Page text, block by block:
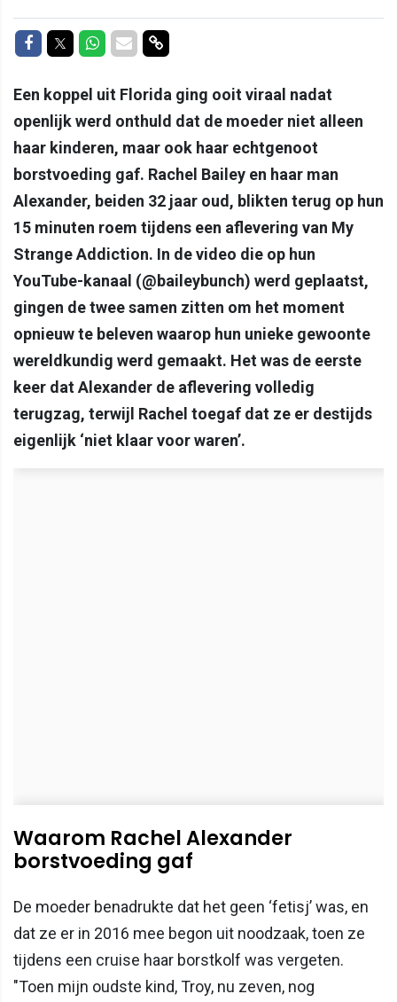
Delen op Facebook
Delen op Twitter
Delen op Whatsapp
Delen via Mail
Delen via link
Een koppel uit Florida ging ooit viraal nadat
openlijk werd onthuld dat de moeder niet alleen
haar kinderen, maar ook haar echtgenoot
borstvoeding gaf. Rachel Bailey en haar man
Alexander, beiden 32 jaar oud, blikten terug op hun
15 minuten roem tijdens een aflevering van My
Strange Addiction. In de video die op hun
YouTube-kanaal (@baileybunch) werd geplaatst,
gingen de twee samen zitten om het moment
opnieuw te beleven waarop hun unieke gewoonte
wereldkundig werd gemaakt. Het was de eerste
keer dat Alexander de aflevering volledig
terugzag, terwijl Rachel toegaf dat ze er destijds
eigenlijk ‘niet klaar voor waren’.
Waarom Rachel Alexander
borstvoeding gaf
De moeder benadrukte dat het geen ‘fetisj’ was, en
dat ze er in 2016 mee begon uit noodzaak, toen ze
tijdens een cruise haar borstkolf was vergeten.
"Toen mijn oudste kind, Troy, nu zeven, nog